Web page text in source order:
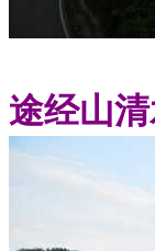
途经山